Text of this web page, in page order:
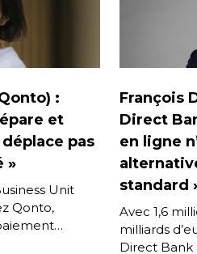
:
et
pas
»
Unit
Qonto,
François
Direct
en ligne
standard
Avec 1,6
milliards
Direct Bank